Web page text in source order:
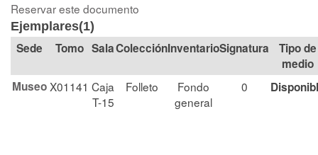
Reservar este documento
Ejemplares(1)
Tomo SalaColección Signatura
Tipo de
medio
MuseoX01141 Caja
T-15
Folleto
Fondo
general
0